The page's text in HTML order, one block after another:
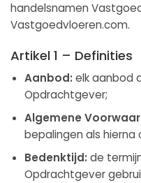
handelsnamen
Vastgoedvloeren.com.
Artikel 1 – Definities
Aanbod:elk aanbod
Opdrachtgever;
Algemene
bepalingen als hierna
Bedenktijd:de
Opdrachtgever